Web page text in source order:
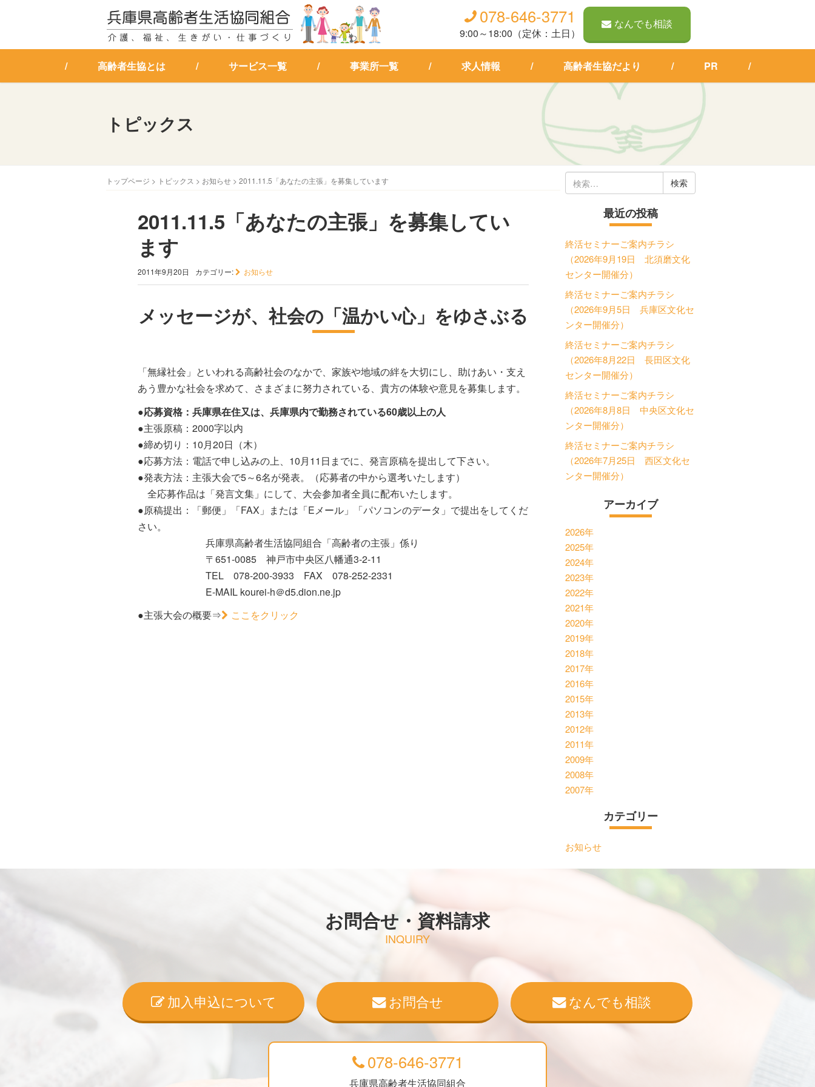
078-646-3771
9:00～18:00（定休：土日）
なんでも相談
高齢者生協とは サービス一覧 事業所一覧 求人情報 高齢者生協だより PR
トピックス
トップページ > トピックス > お知らせ > 2011.11.5「あなたの主張」を募集しています
2011.11.5「あなたの主張」を募集してい
ます
2011年9月20日 カテゴリー: お知らせ
メッセージが、社会の「温かい心」をゆさぶる
「無縁社会」といわれる高齢社会のなかで、家族や地域の絆を大切にし、助けあい・支え
あう豊かな社会を求めて、さまざまに努力されている、貴方の体験や意見を募集します。
●応募資格：兵庫県在住又は、兵庫県内で勤務されている60歳以上の人
●主張原稿：2000字以内
●締め切り：10月20日（木）
●応募方法：電話で申し込みの上、10月11日までに、発言原稿を提出して下さい。
●発表方法：主張大会で5～6名が発表。（応募者の中から選考いたします）
全応募作品は「発言文集」にして、大会参加者全員に配布いたします。
●原稿提出：「郵便」「FAX」または「Eメール」「パソコンのデータ」で提出をしてくだ
さい。
兵庫県高齢者生活協同組合「高齢者の主張」係り
〒651-0085 神戸市中央区八幡通3-2-11
TEL 078-200-3933 FAX 078-252-2331
E-MAIL kourei-h＠d5.dion.ne.jp
●主張大会の概要⇒
ここをクリック
検
索:
最近の投稿
終活セミナーご案内チラシ
（2026年9月19日 北須磨文化
センター開催分）
終活セミナーご案内チラシ
（2026年9月5日 兵庫区文化セ
ンター開催分）
終活セミナーご案内チラシ
（2026年8月22日 長田区文化
センター開催分）
終活セミナーご案内チラシ
（2026年8月8日 中央区文化セ
ンター開催分）
終活セミナーご案内チラシ
（2026年7月25日 西区文化セ
ンター開催分）
アーカイブ
2026年
2025年
2024年
2023年
2022年
2021年
2020年
2019年
2018年
2017年
2016年
2015年
2013年
2012年
2011年
2009年
2008年
2007年
カテゴリー
お知らせ
お問合せ・資料請求
INQUIRY
加入申込について お問合せ なんでも相談
078-646-3771
兵庫県高齢者生活協同組合